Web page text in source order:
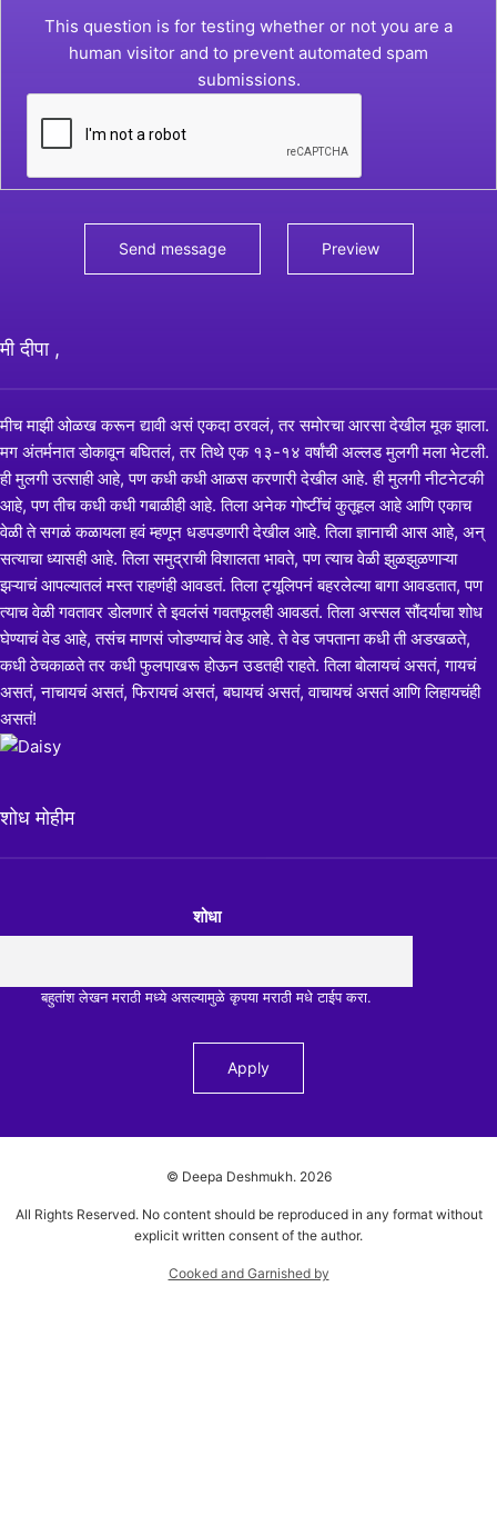
This question is for testing whether or not you are a
human visitor and to prevent automated spam
submissions.
मी दीपा ,
मीच माझी ओळख करून द्यावी असं एकदा ठरवलं, तर समोरचा आरसा देखील मूक झाला.
मग अंतर्मनात डोकावून बघितलं, तर तिथे एक १३-१४ वर्षांची अल्लड मुलगी मला भेटली.
ही मुलगी उत्साही आहे, पण कधी कधी आळस करणारी देखील आहे. ही मुलगी नीटनेटकी
आहे, पण तीच कधी कधी गबाळीही आहे. तिला अनेक गोष्टींचं कुतूहल आहे आणि एकाच
वेळी ते सगळं कळायला हवं म्हणून धडपडणारी देखील आहे. तिला ज्ञानाची आस आहे, अन्
सत्याचा ध्यासही आहे. तिला समुद्राची विशालता भावते, पण त्याच वेळी झुळझुळणाऱ्या
झऱ्याचं आपल्यातलं मस्त राहणंही आवडतं. तिला ट्यूलिपनं बहरलेल्या बागा आवडतात, पण
त्याच वेळी गवतावर डोलणारं ते इवलंसं गवतफूलही आवडतं. तिला अस्सल सौंदर्याचा शोध
घेण्याचं वेड आहे, तसंच माणसं जोडण्याचं वेड आहे. ते वेड जपताना कधी ती अडखळते,
कधी ठेचकाळते तर कधी फुलपाखरू होऊन उडतही राहते. तिला बोलायचं असतं, गायचं
असतं, नाचायचं असतं, फिरायचं असतं, बघायचं असतं, वाचायचं असतं आणि लिहायचंही
असतं!
शोध मोहीम
शोधा
बहुतांश लेखन मराठी मध्ये असल्यामुळे कृपया मराठी मधे टाईप करा.
© Deepa Deshmukh. 2026
All Rights Reserved. No content should be reproduced in any format without
explicit written consent of the author.
Cooked and Garnished by